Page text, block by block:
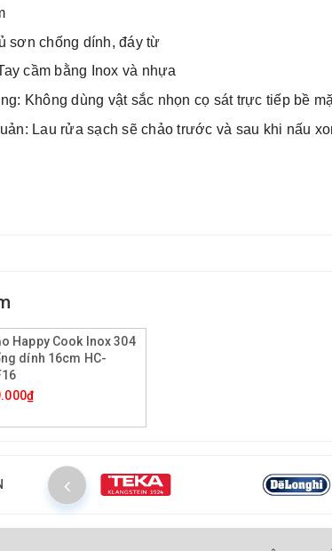
sơn chống dính, đáy từ
cầm bằng Inox và nhựa
Không dùng vật sắc nhọn cọ sát trực tiếp bề
Lau rửa sạch sẽ chảo trước và sau khi nấu
Happy Cook Inox 304
dính 16cm HC-